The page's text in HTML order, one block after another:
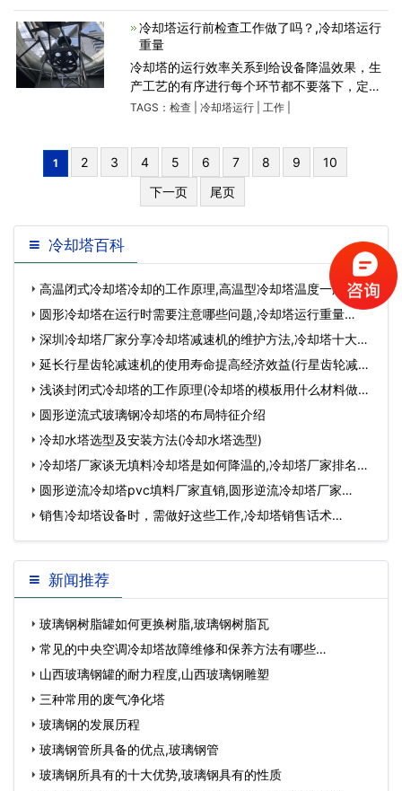
件。只有冷却塔
冷却塔运行前检查工作做了吗？,冷却塔运行
重量
冷却塔的运行效率关系到给设备降温效果，生
产工艺的有序进行每个环节都不要落下，定期
的检查非常的主要，有效的避免故障的产生，
TAGS： 检查 冷却塔运行| 工作|
1 2 3 4 5 6 7 8 9
10
下一页
尾页
冷却塔百科
高温闭式冷却塔冷却的工作原理,高温型冷却塔温度一般多
少…圆形冷却塔在运行时需要注意哪些问题,冷却塔运行重量…
深圳冷却塔厂家分享冷却塔减速机的维护方法,冷却塔十大厂
家排名…
延长行星齿轮减速机的使用寿命提高经济效益(行星齿轮减速
原理)…
浅谈封闭式冷却塔的工作原理(冷却塔的模板用什么材料做成
的)…
圆形逆流式玻璃钢冷却塔的布局特征介绍
冷却水塔选型及安装方法(冷却水塔选型)
冷却塔厂家谈无填料冷却塔是如何降温的,冷却塔厂家排名…
圆形逆流冷却塔pvc填料厂家直销,圆形逆流冷却塔厂家…
销售冷却塔设备时，需做好这些工作,冷却塔销售话术…
新闻推荐
玻璃钢树脂罐如何更换树脂,玻璃钢树脂瓦
常见的中央空调冷却塔故障维修和保养方法有哪些…
山西玻璃钢罐的耐力程度,山西玻璃钢雕塑
三种常用的废气净化塔
玻璃钢的发展历程
玻璃钢管所具备的优点,玻璃钢管
玻璃钢所具有的十大优势,玻璃钢具有的性质